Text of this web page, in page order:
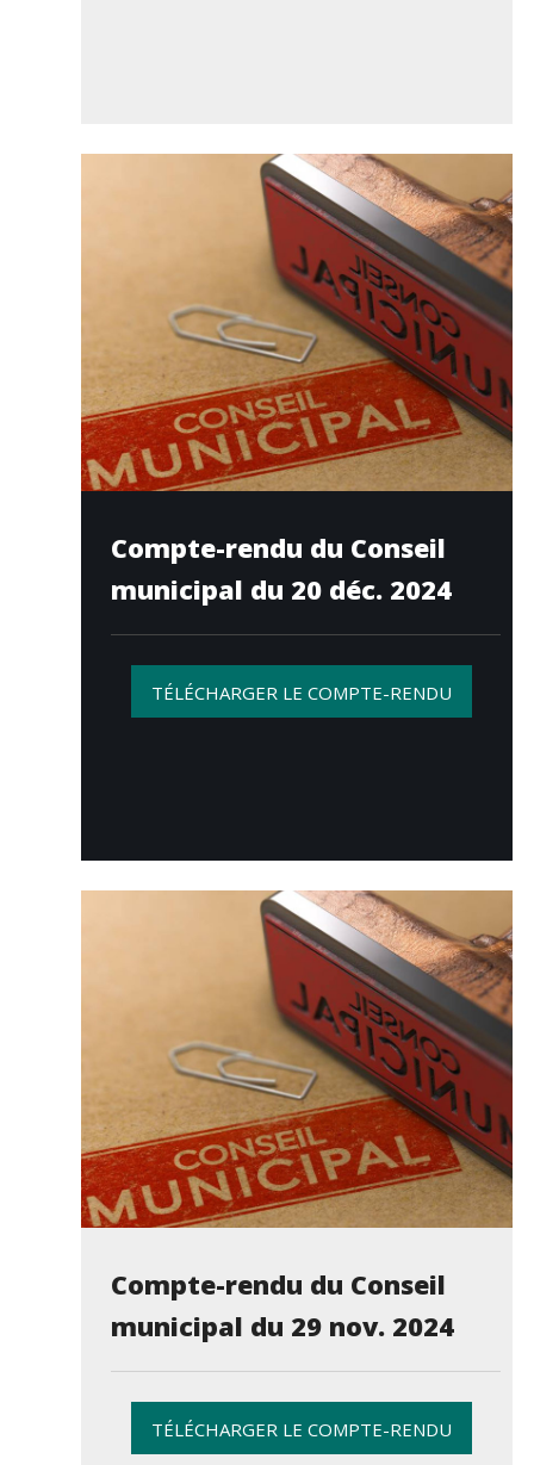
Compte-rendu du Conseil
municipal du 20 déc. 2024
TÉLÉCHARGER LE COMPTE-RENDU
Compte-rendu du Conseil
municipal du 29 nov. 2024
TÉLÉCHARGER LE COMPTE-RENDU